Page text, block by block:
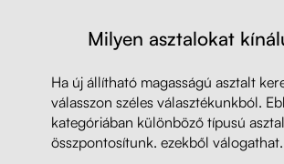
Milyen asztalokat
Ha új állítható magasságú asztalt
válasszon széles választékunkból.
kategóriában különböző típusú
összpontosítunk. ezekből válogathat.